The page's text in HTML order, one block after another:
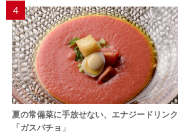
4
夏の常備菜に手放せない、エナジードリンク
「ガスパチョ」